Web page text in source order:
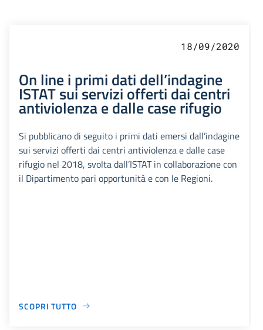
18/09/2020
On line i primi dati dell’indagine
ISTAT sui servizi offerti dai centri
antiviolenza e dalle case rifugio
Si pubblicano di seguito i primi dati emersi dall’indagine
sui servizi offerti dai centri antiviolenza e dalle case
rifugio nel 2018, svolta dall’ISTAT in collaborazione con
il Dipartimento pari opportunità e con le Regioni.
SCOPRI TUTTO